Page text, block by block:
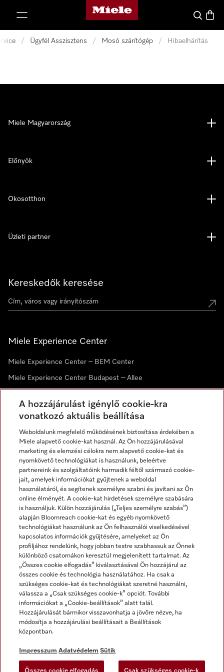
Miele honlapja
Kereses
/ Ügyfél Asszisztens / Mosó szárítógép / Hibaelhárítás
Kereskedők keresése
Miele Experience Center
Miele Experience Center – BEM Center
Miele Experience Center Budapest – Allee
Hírlevél
Miele Magyarország
Előnyök
Okosotthon
Üzleti partner
Impresszum
ÁSZF
Adatvédelem
Felhasználási feltételek
Akadálymentességi Nyilatkozat
Digitális Szolgáltatásokról szóló törvény
Miele a YouTube-on
Miele a Facebookon
Miele az Instagramon
A hozzájárulást igénylő cookie-kra
vonatkozó aktuális beállítása
Weboldalunk megfelelő működésének biztosítása érdekében a
Miele alapvető cookie-kat használ. Az Ön hozzájárulásával
marketing és elemzési célokra nem alapvető cookie-kat és
nyomkövető technológiákat is használunk, beleértve
partnereink és szolgáltatóink harmadik féltől származó cookie-
jait, amelyek információkat gyűjtenek a weboldal
használatáról, és segítenek személyre szabni és javítani az Ön
online élményét. A cookie-kat hirdetések személyre szabására
is használjuk. Külön hozzájárulás („Teljes személyre szabás”)
alapján Bloomreach cookie-kat és egyéb nyomkövető
technológiákat használunk az Ön felhasználói viselkedésével
kapcsolatos információk gyűjtésére, amelyeket az Ön
profiljához rendelünk, hogy jobban testre szabhassuk az Önnek
különböző csatornákon keresztül megjelenített tartalmat. Az
„Összes cookie elfogadás” kiválasztásával Ön hozzájárul az
összes cookie és technológia használatához. Ha csak a
szükséges cookie-kat és technológiákat szeretné használni,
válassza a „Csak szükséges cookie-k” opciót. További
információkat a „Cookie-beállítások” alatt talál.
Hozzájárulását bármikor visszavonhatja a jövőre nézve, ha
módosítja a hozzájárulási beállításait a Beállítások
központban.
Impresszum Adatvédelem Sütik